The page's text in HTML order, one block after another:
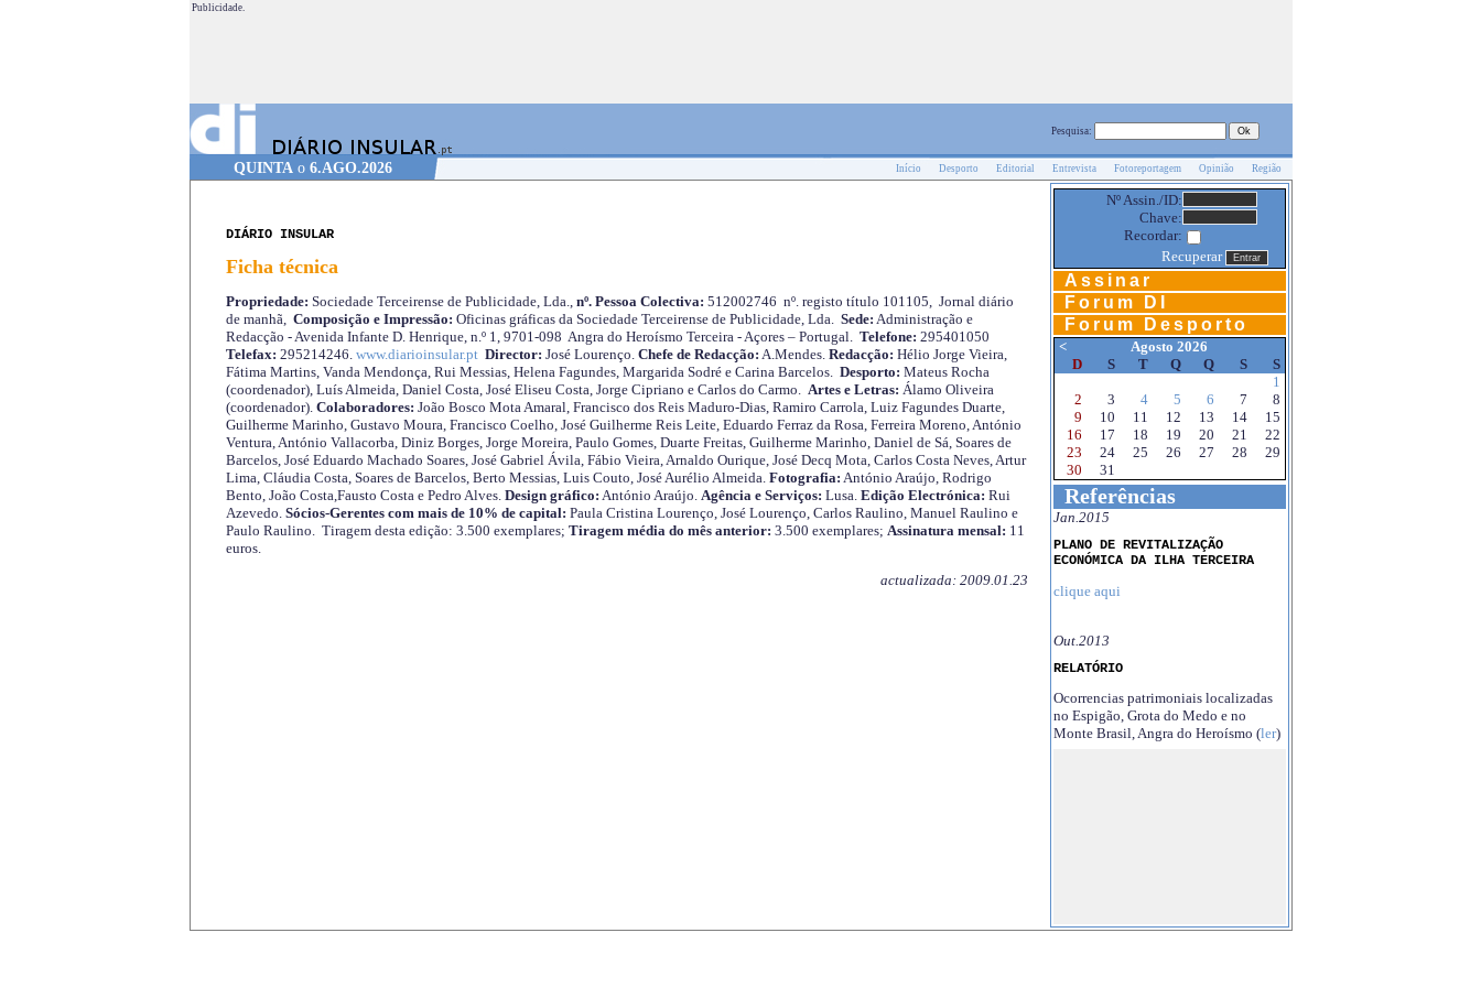
Publicidade.
Pesquisa:
QUINTA o 6.AGO.2026 Início Desporto Editorial Entrevista Fotoreportagem Opinião Região
DIÁRIO INSULAR
Ficha técnica
Propriedade: Sociedade Terceirense de Publicidade, Lda.,nº. Pessoa Colectiva: 512002746 nº. registo título 101105, Jornal diário
de manhã, Composição e Impressão: Oficinas gráficas da Sociedade Terceirense de Publicidade, Lda. Sede: Administração e
Redacção - Avenida Infante D. Henrique, n.º 1, 9701-098 Angra do Heroísmo Terceira - Açores – Portugal. Telefone: 295401050
Telefax: 295214246. www.diarioinsular.pt Director: José Lourenço. Chefe de Redacção: A.Mendes. Redacção: Hélio Jorge Vieira,
Fátima Martins, Vanda Mendonça, Rui Messias, Helena Fagundes, Margarida Sodré e Carina Barcelos. Desporto: Mateus Rocha
(coordenador), Luís Almeida, Daniel Costa, José Eliseu Costa, Jorge Cipriano e Carlos do Carmo. Artes e Letras: Álamo Oliveira
(coordenador). Colaboradores: João Bosco Mota Amaral, Francisco dos Reis Maduro-Dias, Ramiro Carrola, Luiz Fagundes Duarte,
Guilherme Marinho, Gustavo Moura, Francisco Coelho, José Guilherme Reis Leite, Eduardo Ferraz da Rosa, Ferreira Moreno, António
Ventura, António Vallacorba, Diniz Borges, Jorge Moreira, Paulo Gomes, Duarte Freitas, Guilherme Marinho, Daniel de Sá, Soares de
Barcelos, José Eduardo Machado Soares, José Gabriel Ávila, Fábio Vieira, Arnaldo Ourique, José Decq Mota, Carlos Costa Neves, Artur
Lima, Cláudia Costa, Soares de Barcelos, Berto Messias, Luis Couto, José Aurélio Almeida. Fotografia: António Araújo, Rodrigo
Bento, João Costa,Fausto Costa e Pedro Alves. Design gráfico: António Araújo. Agência e Serviços: Lusa. Edição Electrónica: Rui
Azevedo. Sócios-Gerentes com mais de 10% de capital: Paula Cristina Lourenço, José Lourenço, Carlos Raulino, Manuel Raulino e
Paulo Raulino. Tiragem desta edição: 3.500 exemplares; Tiragem média do mês anterior: 3.500 exemplares; Assinatura mensal: 11
euros.
actualizada: 2009.01.23
Nº Assin./ID:
Chave:
Recordar:
Recuperar
Assinar
Forum DI
Forum Desporto
<
Agosto 2026
D
S T Q Q S
S
1
2
3 4 5 6 7
8
9
10 11 12 13 14
15
16
17 18 19 20 21
22
23
24 25 26 27 28
29
30
31
Referências
Jan.2015
PLANO DE REVITALIZAÇÃO
ECONÓMICA DA ILHA TERCEIRA
clique aqui
Out.2013
RELATÓRIO
Ocorrencias patrimoniais localizadas
no Espigão, Grota do Medo e no
Monte Brasil, Angra do Heroísmo (ler)